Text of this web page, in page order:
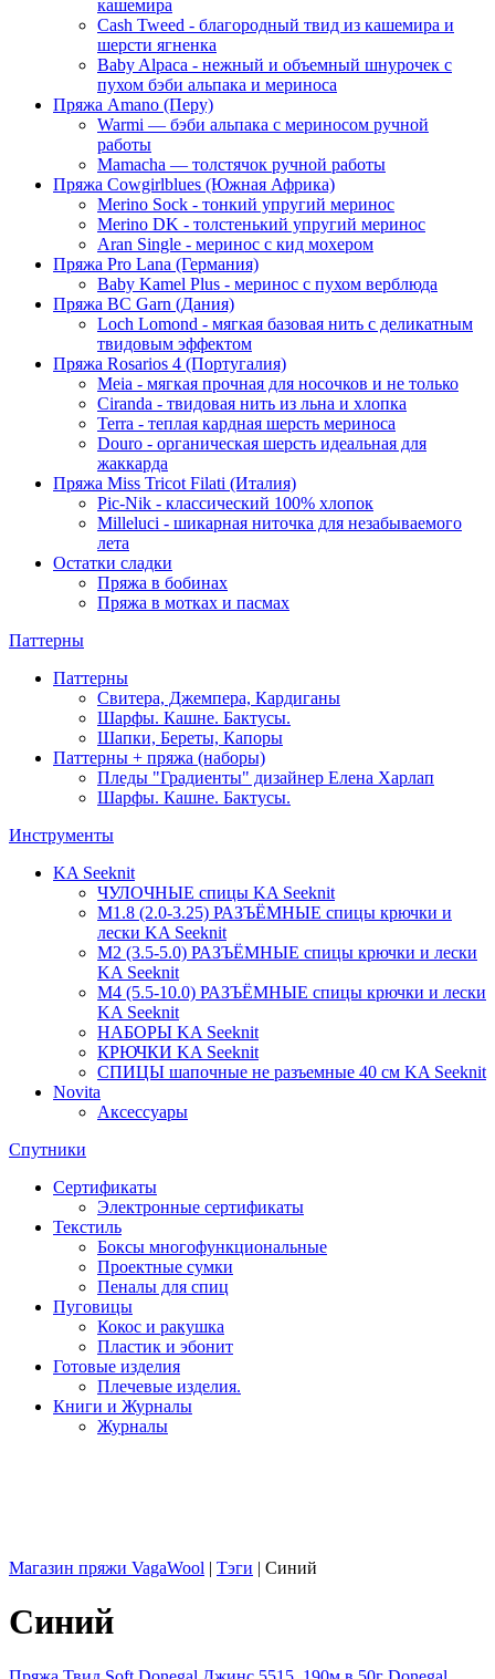
кашемира
Cash Tweed - благородный твид из кашемира и
шерсти ягненка
Baby Alpaca - нежный и объемный шнурочек с
пухом бэби альпака и мериноса
Пряжа Amano (Перу)
Warmi — бэби альпака с мериносом ручной
работы
Mamacha — толстячок ручной работы
Пряжа Cowgirlblues (Южная Африка)
Merino Sock - тонкий упругий меринос
Merino DK - толстенький упругий меринос
Aran Single - меринос с кид мохером
Пряжа Pro Lana (Германия)
Baby Kamel Plus - меринос с пухом верблюда
Пряжа BC Garn (Дания)
Loch Lomond - мягкая базовая нить с деликатным
твидовым эффектом
Пряжа Rosarios 4 (Португалия)
Meia - мягкая прочная для носочков и не только
Ciranda - твидовая нить из льна и хлопка
Terra - теплая кардная шерсть мериноса
Douro - органическая шерсть идеальная для
жаккарда
Пряжа Miss Tricot Filati (Италия)
Pic-Nik - классический 100% хлопок
Milleluci - шикарная ниточка для незабываемого
лета
Остатки сладки
Пряжа в бобинах
Пряжа в мотках и пасмах
Паттерны
Паттерны
Свитера, Джемпера, Кардиганы
Шарфы. Кашне. Бактусы.
Шапки, Береты, Капоры
Паттерны + пряжа (наборы)
Пледы "Градиенты" дизайнер Елена Харлап
Шарфы. Кашне. Бактусы.
Инструменты
KA Seeknit
ЧУЛОЧНЫЕ спицы KA Seeknit
М1.8 (2.0-3.25) РАЗЪЁМНЫЕ спицы крючки и
лески KA Seeknit
М2 (3.5-5.0) РАЗЪЁМНЫЕ спицы крючки и лески
KA Seeknit
М4 (5.5-10.0) РАЗЪЁМНЫЕ спицы крючки и лески
KA Seeknit
НАБОРЫ KA Seeknit
КРЮЧКИ KA Seeknit
СПИЦЫ шапочные не разъемные 40 см KA Seeknit
Novita
Аксессуары
Спутники
Сертификаты
Электронные сертификаты
Текстиль
Боксы многофункциональные
Проектные сумки
Пеналы для спиц
Пуговицы
Кокос и ракушка
Пластик и эбонит
Готовые изделия
Плечевые изделия.
Книги и Журналы
Журналы
Магазин пряжи VagaWool | Тэги | Синий
Синий